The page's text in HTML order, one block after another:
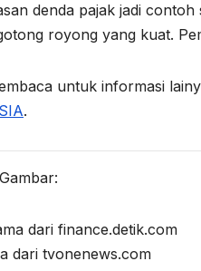
denda pajak jadi
royong yang kuat.
untuk informasi
.
dari finance.detik.com
dari tvonenews.com